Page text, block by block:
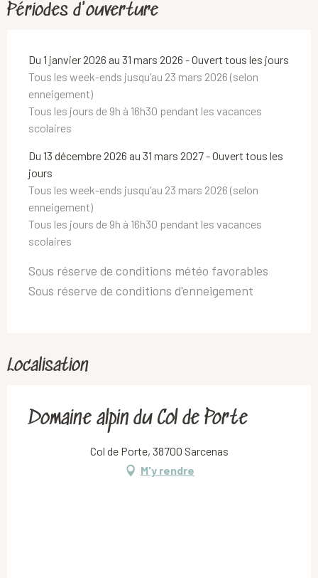
Périodes d'ouverture
Du 1 janvier 2026 au 31 mars 2026 - Ouvert tous les jours
Tous les week-ends jusqu’au 23 mars 2026 (selon
enneigement)
Tous les jours de 9h à 16h30 pendant les vacances
scolaires
Du 13 décembre 2026 au 31 mars 2027 - Ouvert tous les
jours
Tous les week-ends jusqu’au 23 mars 2026 (selon
enneigement)
Tous les jours de 9h à 16h30 pendant les vacances
scolaires
Sous réserve de conditions météo favorables
Sous réserve de conditions d'enneigement
Localisation
Domaine alpin du Col de Porte
Col de Porte, 38700 Sarcenas
M'y rendre